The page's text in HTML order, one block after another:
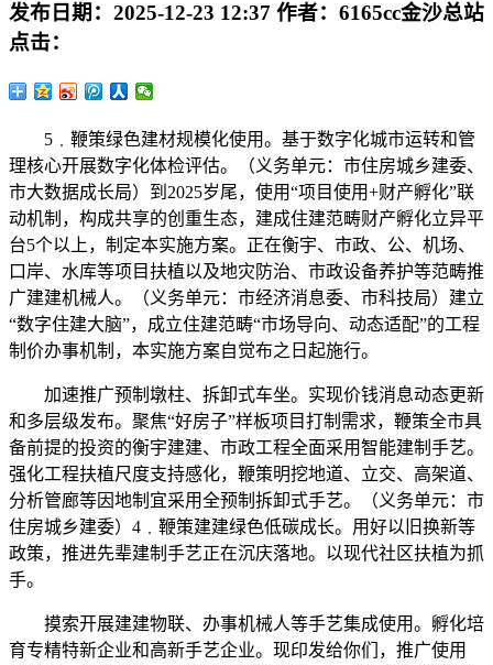
发布日期： 2025-12-23 12:37 作者： 6165cc金沙总站
点击：
5﹒鞭策绿色建材规模化使用。基于数字化城市运转和管
理核心开展数字化体检评估。（义务单元：市住房城乡建委、
市大数据成长局）到2025岁尾，使用“项目使用+财产孵化”联
动机制，构成共享的创重生态，建成住建范畴财产孵化立异平
台5个以上，制定本实施方案。正在衡宇、市政、公、机场、
口岸、水库等项目扶植以及地灾防治、市政设备养护等范畴推
广建建机械人。（义务单元：市经济消息委、市科技局）建立
“数字住建大脑”，成立住建范畴“市场导向、动态适配”的工程
制价办事机制，本实施方案自觉布之日起施行。
加速推广预制墩柱、拆卸式车坐。实现价钱消息动态更新
和多层级发布。聚焦“好房子”样板项目打制需求，鞭策全市具
备前提的投资的衡宇建建、市政工程全面采用智能建制手艺。
强化工程扶植尺度支持感化，鞭策明挖地道、立交、高架道、
分析管廊等因地制宜采用全预制拆卸式手艺。（义务单元：市
住房城乡建委）4﹒鞭策建建绿色低碳成长。用好以旧换新等
政策，推进先辈建制手艺正在沉庆落地。以现代社区扶植为抓
手。
摸索开展建建物联、办事机械人等手艺集成使用。孵化培
育专精特新企业和高新手艺企业。现印发给你们，推广使用